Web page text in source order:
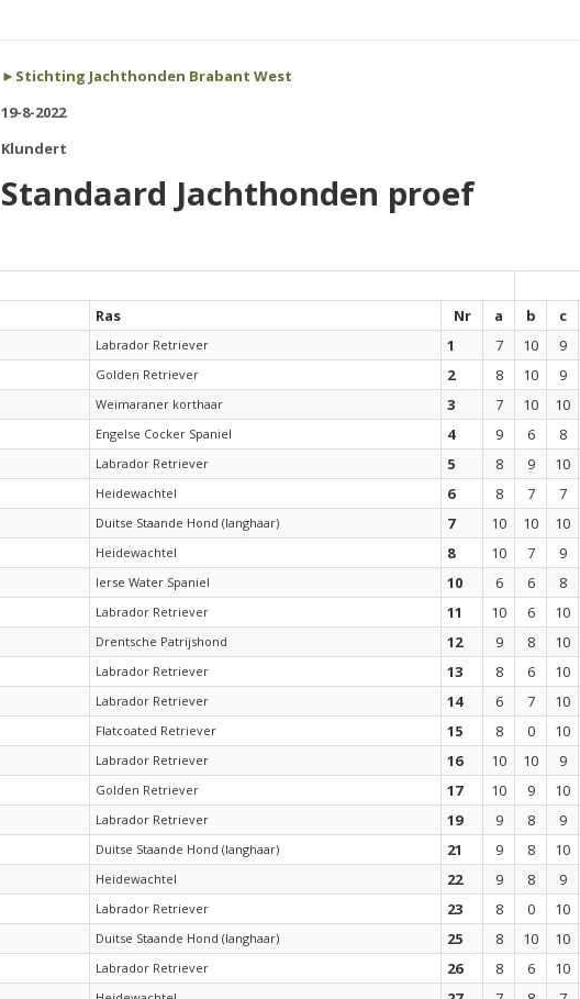
►Stichting Jachthonden Brabant West
19-8-2022
Klundert
Standaard Jachthonden proef
Ras Nr a b c
Labrador Retriever 1 7 10 9
Golden Retriever 2 8 10 9
Weimaraner korthaar 3 7 10 10
Engelse Cocker Spaniel 4 9 6 8
Labrador Retriever 5 8 9 10
Heidewachtel 6 8 7 7
Duitse Staande Hond (langhaar) 7 10 10 10
Heidewachtel 8 10 7 9
Ierse Water Spaniel 10 6 6 8
Labrador Retriever 11 10 6 10
Drentsche Patrijshond 12 9 8 10
Labrador Retriever 13 8 6 10
Labrador Retriever 14 6 7 10
Flatcoated Retriever 15 8 0 10
Labrador Retriever 16 10 10 9
Golden Retriever 17 10 9 10
Labrador Retriever 19 9 8 9
Duitse Staande Hond (langhaar) 21 9 8 10
Heidewachtel 22 9 8 9
Labrador Retriever 23 8 0 10
Duitse Staande Hond (langhaar) 25 8 10 10
Labrador Retriever 26 8 6 10